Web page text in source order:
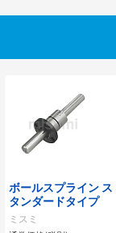
ボールスプライン ス
タンダードタイプ
ミスミ